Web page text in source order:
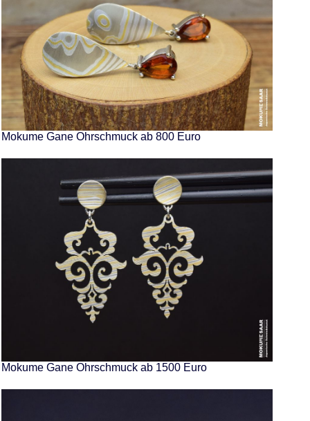
Mokume Gane Ohrschmuck ab 800 Euro
Mokume Gane Ohrschmuck ab 1500 Euro